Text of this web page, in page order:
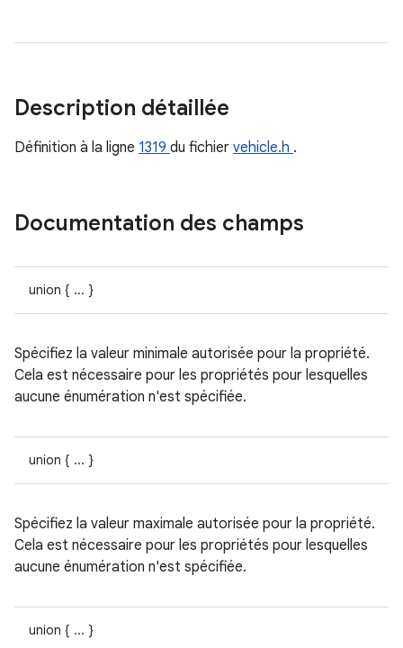
Description détaillée
Définition à la ligne 1319 du fichier vehicle.h .
Documentation des champs
union { ... }
Spécifiez la valeur minimale autorisée pour la propriété.
Cela est nécessaire pour les propriétés pour lesquelles
aucune énumération n'est spécifiée.
union { ... }
Spécifiez la valeur maximale autorisée pour la propriété.
Cela est nécessaire pour les propriétés pour lesquelles
aucune énumération n'est spécifiée.
union { ... }